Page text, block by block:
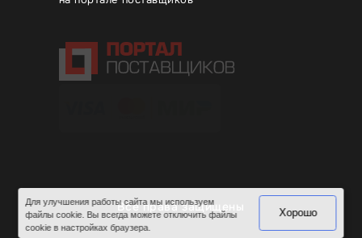
Все права защищены
Для улучшения работы сайта мы используем
файлы cookie. Вы всегда можете отключить файлы
cookie в настройках браузера.
Хорошо